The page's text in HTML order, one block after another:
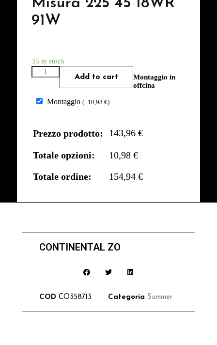
Misura 225 45 18WR
91W
35 in stock
Add to cart
Montaggio in
offcina
Montaggio (+10,98 €)
Prezzo prodotto: 143,96 €
Totale opzioni:
10,98 €
Totale ordine:
154,94 €
CONTINENTAL ZO
COD CO358713 Categoria Summer